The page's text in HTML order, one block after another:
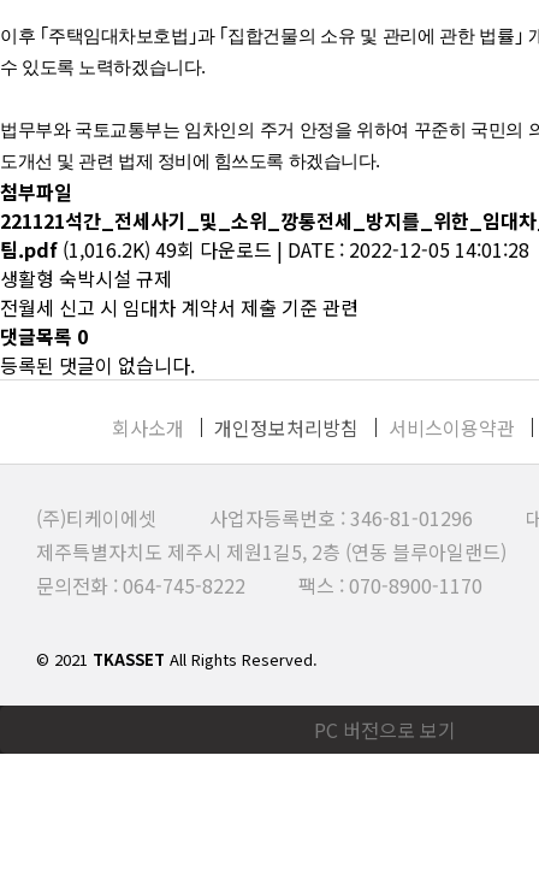
이후 ｢주택임대차보호법｣과 ｢집합건물의 소유 및 관리에 관한 법률｣
수 있도록 노력하겠습니다.
법무부와 국토교통부는 임차인의 주거 안정을 위하여 꾸준히 국민의
도개선 및 관련 법제 정비에 힘쓰도록 하겠습니다.
첨부파일
221121석간_전세사기_및_소위_깡통전세_방지를_위한_임대
팀.pdf (1,016.2K) 49회 다운로드 | DATE : 2022-12-05 14:01:28
생활형 숙박시설 규제
전월세 신고 시 임대차 계약서 제출 기준 관련
댓글목록 0
등록된 댓글이 없습니다.
회사소개 개인정보처리방침 서비스이용약관
(주)티케이에셋 사업자등록번호 : 346-81-01296 대
제주특별자치도 제주시 제원1길5, 2층 (연동 블루아일랜드)
문의전화 : 064-745-8222 팩스 : 070-8900-1170
© 2021 TKASSET All Rights Reserved.
PC 버전으로 보기